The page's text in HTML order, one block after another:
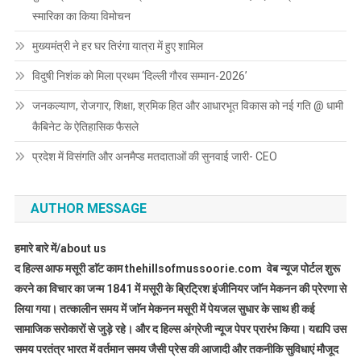
स्मारिका का किया विमोचन
मुख्यमंत्री ने हर घर तिरंगा यात्रा में हुए शामिल
विदुषी निशंक को मिला प्रथम ‘दिल्ली गौरव सम्मान-2026’
जनकल्याण, रोजगार, शिक्षा, श्रमिक हित और आधारभूत विकास को नई गति @ धामी
कैबिनेट के ऐतिहासिक फैसले
प्रदेश में विसंगति और अनमैप्ड मतदाताओं की सुनवाई जारी- CEO
AUTHOR MESSAGE
हमारे बारे में/about us
द हिल्स आफ मसूरी डाॅट काम thehillsofmussoorie.com वेब न्यूज पोर्टल शुरू
करने का विचार का जन्म 1841 में मसूरी के ब्रिट्रिश इंजीनियर जाॅन मेकनन की प्रेरणा से
लिया गया। तत्कालीन समय में जाॅन मेकनन मसूरी में पेयजल सुधार के साथ ही कई
सामाजिक सरोकारों से जुड़े रहे। और द हिल्स अंग्रेजी न्यूज पेपर प्रारंभ किया। यद्यपि उस
समय परतंत्र भारत में वर्तमान समय जैसी प्रेस की आजादी और तकनीकि सुविधाएं मौजूद